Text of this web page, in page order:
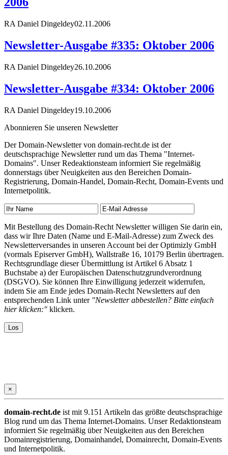
RA Daniel Dingeldey02.11.2006
Newsletter-Ausgabe #335: Oktober 2006
RA Daniel Dingeldey26.10.2006
Newsletter-Ausgabe #334: Oktober 2006
RA Daniel Dingeldey19.10.2006
Abonnieren Sie unseren Newsletter
Der Domain-Newsletter von domain-recht.de ist der
deutschsprachige Newsletter rund um das Thema "Internet-
Domains". Unser Redeaktionsteam informiert Sie regelmäßig
donnerstags über Neuigkeiten aus den Bereichen Domain-
Registrierung, Domain-Handel, Domain-Recht, Domain-Events und
Internetpolitik.
Mit Bestellung des Domain-Recht Newsletter willigen Sie darin ein,
dass wir Ihre Daten (Name und E-Mail-Adresse) zum Zweck des
Newsletterversandes in unseren Account bei der Optimizly GmbH
(vormals Episerver GmbH), Wallstraße 16, 10179 Berlin übertragen.
Rechtsgrundlage dieser Übermittlung ist Artikel 6 Absatz 1
Buchstabe a) der Europäischen Datenschutzgrundverordnung
(DSGVO). Sie können Ihre Einwilligung jederzeit widerrufen,
indem Sie am Ende jedes Domain-Recht Newsletters auf den
entsprechenden Link unter "Newsletter abbestellen? Bitte einfach
hier klicken:" klicken.
×
domain-recht.de ist mit 9.151 Artikeln das größte deutschsprachige
Blog rund um das Thema Internet-Domains. Unser Redaktionsteam
informiert Sie regelmäßig über Neuigkeiten aus den Bereichen
Domainregistrierung, Domainhandel, Domainrecht, Domain-Events
und Internetpolitik.